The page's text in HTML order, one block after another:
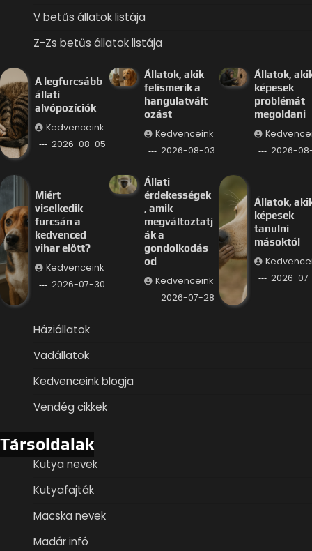
V betűs állatok listája
Z-Zs betűs állatok listája
A legfurcsább
állati
alvópozíciók
Kedvenceink
2026-08-05
Állatok, akik
felismerik a
hangulatvált
ozást
Kedvenceink
2026-08-03
Állatok,
képesek
problémát
megoldani
2026-
Miért
viselkedik
furcsán a
kedvenced
vihar előtt?
Kedvenceink
2026-07-30
Állati
érdekességek
, amik
megváltoztatj
ák a
gondolkodás
od
Kedvenceink
2026-07-28
Állatok,
képesek
tanulni
másoktól
2026-
Háziállatok
Vadállatok
Kedvenceink blogja
Vendég cikkek
Társoldalak
Kutya nevek
Kutyafajták
Macska nevek
Madár infó